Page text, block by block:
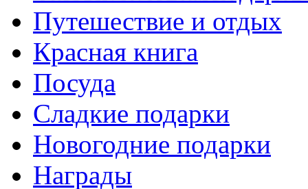
Путешествие и отдых
Красная книга
Посуда
Сладкие подарки
Новогодние подарки
Награды